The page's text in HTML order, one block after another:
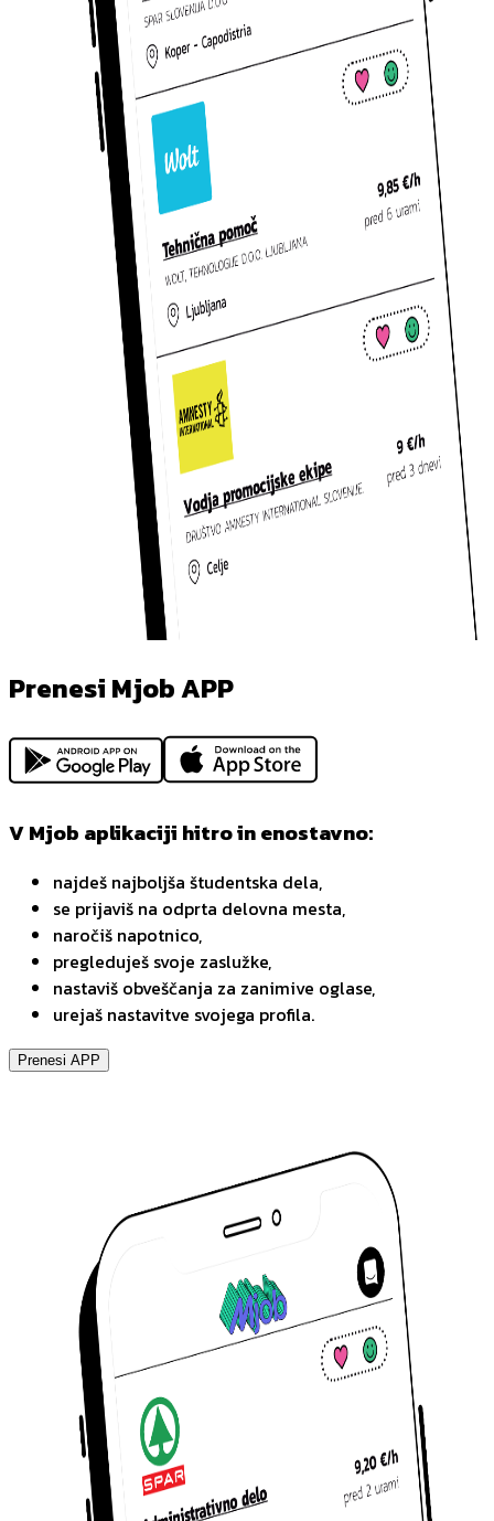
Prenesi Mjob APP
V Mjob aplikaciji hitro in enostavno:
najdeš najboljša študentska dela,
se prijaviš na odprta delovna mesta,
naročiš napotnico,
pregleduješ svoje zaslužke,
nastaviš obveščanja za zanimive oglase,
urejaš nastavitve svojega profila.
Prenesi APP